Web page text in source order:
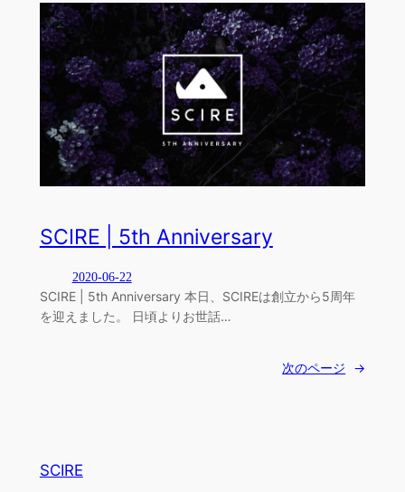
SCIRE | 5th Anniversary
2020-06-22
SCIRE | 5th Anniversary 本日、SCIREは創立から5周年
を迎えました。 日頃よりお世話…
次のページ →
SCIRE